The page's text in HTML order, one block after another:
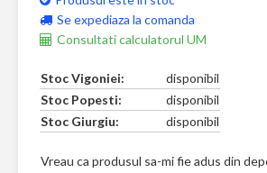
Se expediaza la comanda
Consultati calculatorul UM
Stoc Vigoniei:
disponibil
Stoc Popesti:
disponibil
Stoc Giurgiu:
disponibil
Vreau ca produsul sa-mi fie adus din